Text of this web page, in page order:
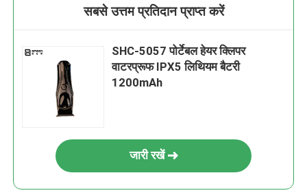
सबसे उत्तम प्रतिदान प्राप्त करें
SHC-5057 पोर्टेबल हेयर क्लिपर
वाटरप्रूफ IPX5 लिथियम बैटरी
1200mAh
जारी रखें